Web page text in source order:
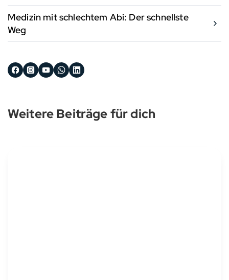
Medizin mit schlechtem Abi: Der schnellste
Weg
Weitere Beiträge für dich